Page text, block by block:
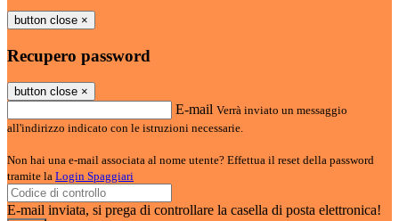
button close ×
Recupero password
button close ×
E-mail Verrà inviato un messaggio
all'indirizzo indicato con le istruzioni necessarie.
Non hai una e-mail associata al nome utente? Effettua il reset della password
tramite la Login Spaggiari
E-mail inviata, si prega di controllare la casella di posta elettronica!